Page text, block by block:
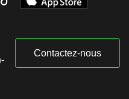
Contactez-nous